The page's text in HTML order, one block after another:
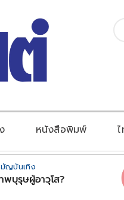
หนังสือพิมพ์
ญบันเทิง
พบุรุษผู้อาวุโส?